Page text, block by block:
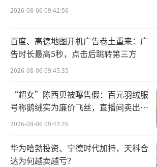
由于公司目前仍未有重磅产
3年-2025年，迈科康通过子公司
外销售兽用（含宠物）疫苗的原
前公司经营性现金流的全部来源
此外，2023-2025年，公司
元。
2026-08-06 09:42:56
百度、高德地图开机广告卷土重来：广
告时长最高5秒，点击后跳转第三方
2026-08-06 09:45:35
“超女”陈西贝被曝售假：百元羽绒服
号称鹅绒实为廉价飞丝，直播间卖出超
百万元
2026-08-06 09:42:26
华为哈勃投资、宁德时代加持，天科合
达为何越卖越亏？